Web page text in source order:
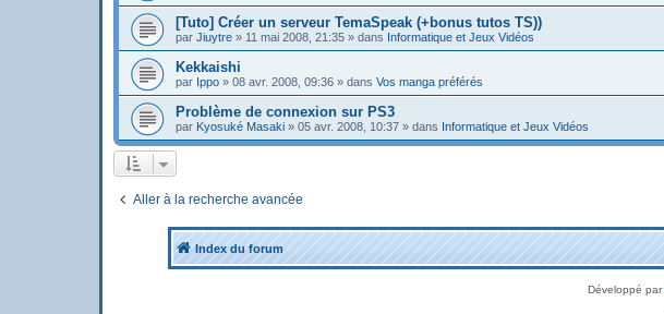
[Tuto] Créer un serveur TemaSpeak (+bonus tutos TS))
par Jiuytre » 11 mai 2008, 21:35 » dans Informatique et Jeux Vidéos
Kekkaishi
par Ippo » 08 avr. 2008, 09:36 » dans Vos manga préférés
Problème de connexion sur PS3
par Kyosuké Masaki » 05 avr. 2008, 10:37 » dans Informatique et Jeux Vidéos
Aller à la recherche avancée
Index du forum
Développé par